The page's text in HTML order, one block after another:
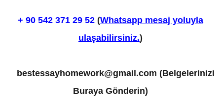
+ 90 542 371 29 52 (Whatsapp mesaj yoluyla
ulaşabilirsiniz.)
bestessayhomework@gmail.com (Belgelerinizi
Buraya Gönderin)